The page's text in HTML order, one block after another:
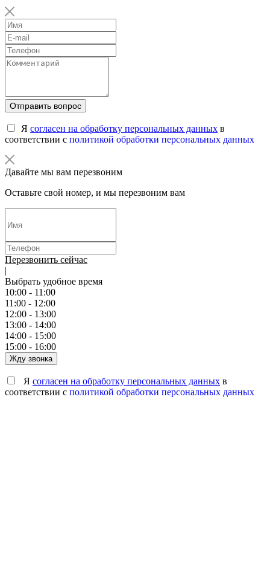
Отправить вопрос
Я согласен на обработку персональных данных в
соответствии с политикой обработки персональных данных
Давайте мы вам перезвоним
Оставьте свой номер, и мы перезвоним вам
Перезвонить сейчас
|
Выбрать удобное время
10:00 - 11:00
11:00 - 12:00
12:00 - 13:00
13:00 - 14:00
14:00 - 15:00
15:00 - 16:00
Жду звонка
Я согласен на обработку персональных данных в
соответствии с политикой обработки персональных данных